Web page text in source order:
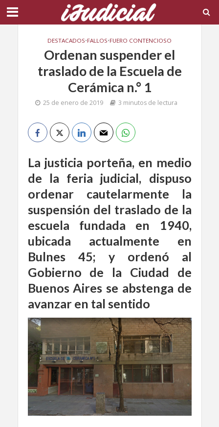
DESTACADOS•FALLOS•FUERO CONTENCIOSO
Ordenan suspender el
traslado de la Escuela de
Cerámica n.° 1
25 de enero de 2019 3 minutos de lectura
La justicia porteña, en medio
de la feria judicial, dispuso
ordenar cautelarmente la
suspensión del traslado de la
escuela fundada en 1940,
ubicada actualmente en
Bulnes 45; y ordenó al
Gobierno de la Ciudad de
Buenos Aires se abstenga de
avanzar en tal sentido